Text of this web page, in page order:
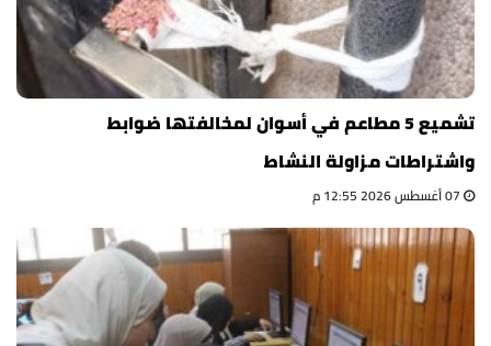
تشميع 5 مطاعم في أسوان لمخالفتها ضوابط
واشتراطات مزاولة النشاط